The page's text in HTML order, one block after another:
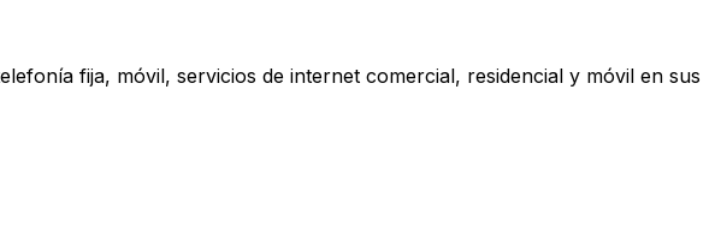
fija, móvil, servicios de internet comercial, residencial y móvil en sus